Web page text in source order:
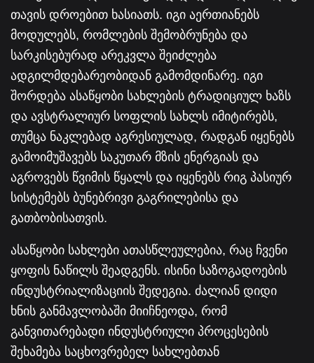
თავის დროებით ხასიათს. იგი აერთიანებს
მოდულებს, რომლების შემობრუნება და
სარკისებურად არეკვლა შეიძლება
ადგილმდებარეობიდან გამომდინარე. იგი
შორდება ასაწყობი სახლების ტრადიციულ ხაზს
და ავსტრალიურ სოფლის სახლს იმიტირებს,
თუმცა ნაკლებად აგრესიულად, რადგან იყენებს
გამოიმუშავებს საკუთარ მზის ენერგიას და
აგროვებს წვიმის წყალს და იყენებს რიგ პასიურ
სისტემებს ბუნებრივი გაგრილებისა და
გათბობისათვის.
ასაწყობი სახლები ათასწლეულებია, რაც ჩვენი
ყოფის ნაწილს შეადგენს. ისინი საზოგადოების
ინდუსტრიალიზაციის შედეგია. ძალიან დიდი
ხნის განმავლობაში მიიჩნეოდა, რომ
განვითარებადი ინდუსტრიული პროცესების
შეხამება საცხოვრებელ სახლებთან